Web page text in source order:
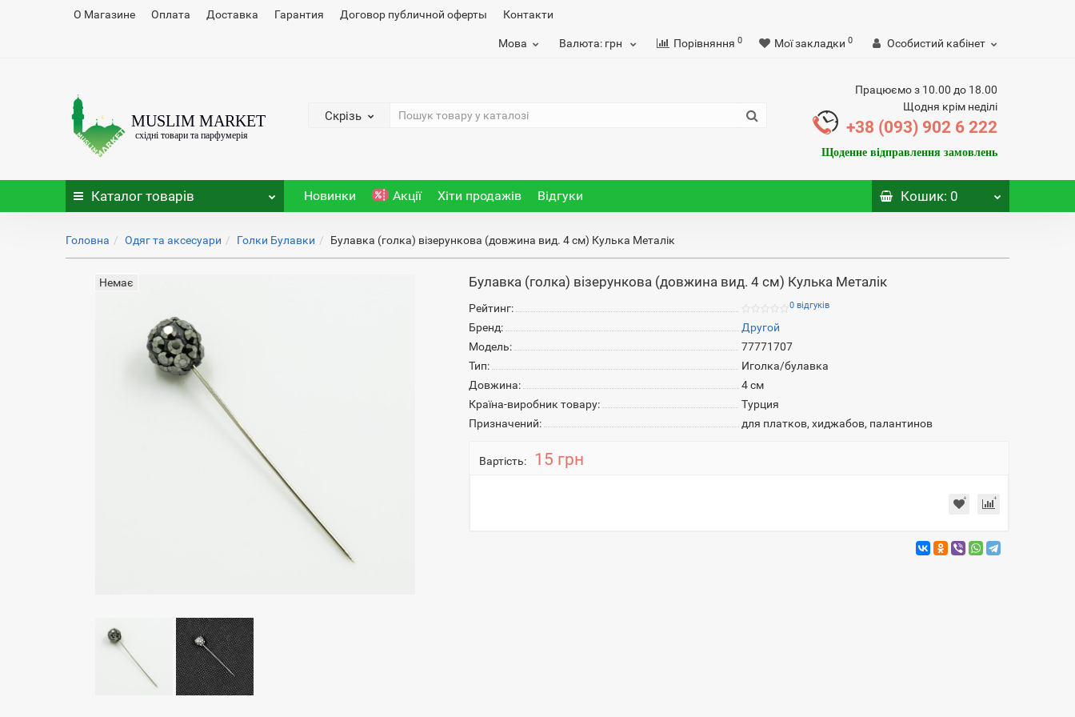
О Магазине Оплата Доставка Гарантия Договор публичной оферты Контакти
Мова Валюта: грн Порівняння 0 Мої закладки 0 Особистий кабінет
Скрізь
Працюємо з 10.00 до 18.00
Щодня крім неділі
+38 (093) 902 6 222
Щоденне відправлення замовлень
Каталог товарів Новинки Акції Хіти продажів Відгуки Кошик: 0
Головна Одяг та аксесуари Голки Булавки Булавка (голка) візерункова (довжина вид. 4 см) Кулька Металік
Немає Булавка (голка) візерункова (довжина вид. 4 см) Кулька Металік
Рейтинг: 0 відгуків
Бренд:
Другой
Модель:
77771707
Тип:
Иголка/булавка
Довжина:
4 см
Країна-виробник товару:
Турция
Призначений:
для платков, хиджабов, палантинов
Вартість: 15 грн